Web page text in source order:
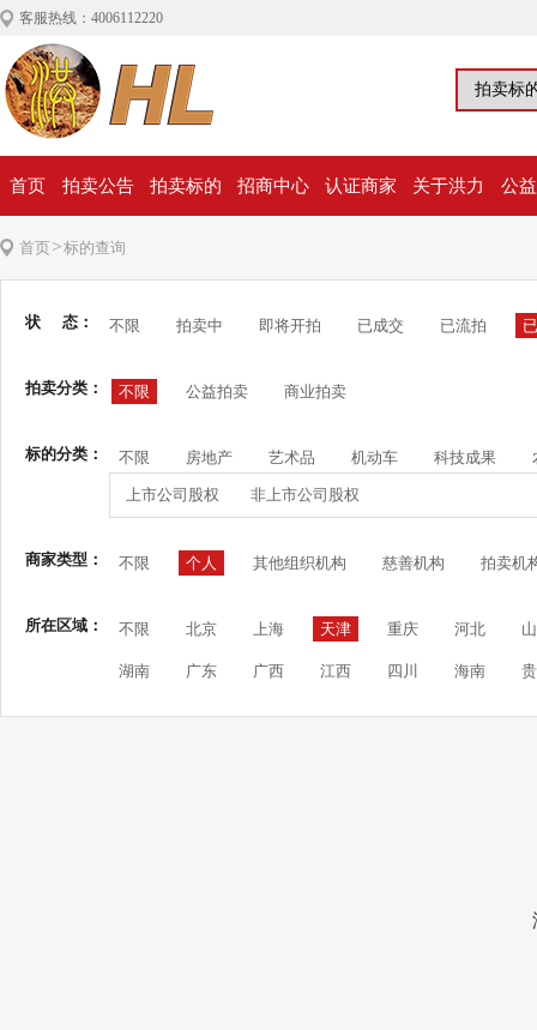
客服热线：4006112220
首页 拍卖公告 拍卖标的 招商中心 认证商家 关于洪力 公
首页>标的查询
状 态： 不限 拍卖中 即将开拍 已成交 已流拍
拍卖分类： 不限 公益拍卖 商业拍卖
标的分类： 不限 房地产 艺术品 机动车 科技成果
上市公司股权 非上市公司股权
商家类型： 不限 个人 其他组织机构 慈善机构 拍卖机
所在区域： 不限 北京 上海 天津 重庆 河北
湖南 广东 广西 江西 四川 海南